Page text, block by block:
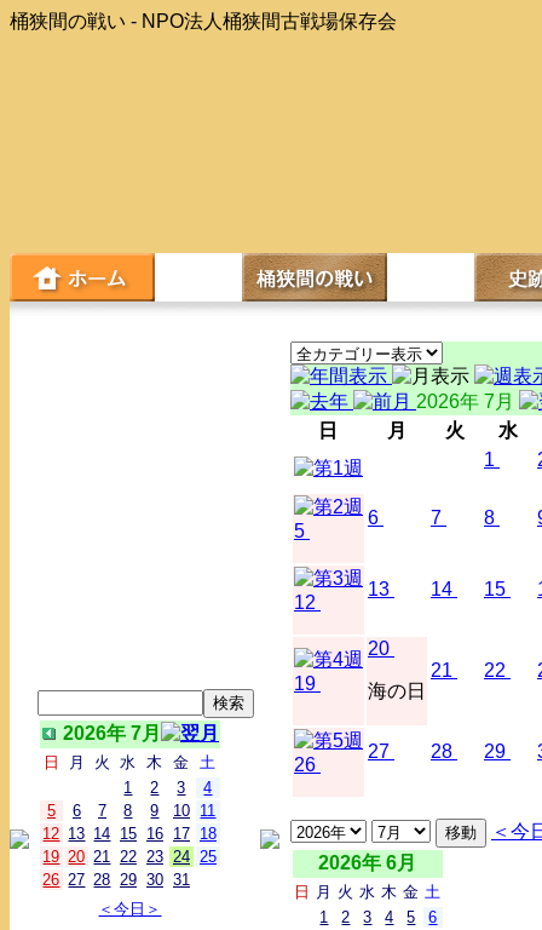
桶狭間の戦い - NPO法人桶狭間古戦場保存会
2026年 7月
日 月 火 水 木 金
土
1
2 3
4
5
6 7 8 9 10 11
12 13 14 15 16 17 18
19 20 21 22 23 24 25
26 27 28 29 30 31
＜今日＞
2026年 7月
日
月 火
水
1
5
6 7 8
12
13 14 15
19
20
海の日
21 22
26
27 28 29
＜今
2026年 6月
日 月 火 水 木 金 土
1
2 3 4 5
6